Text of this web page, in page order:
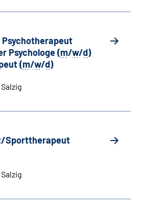
Psychologe (m/w/d)
(m/w/d)
Sporttherapeut